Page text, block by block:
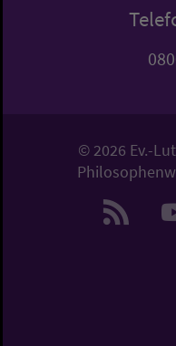
© 2026 Ev.-